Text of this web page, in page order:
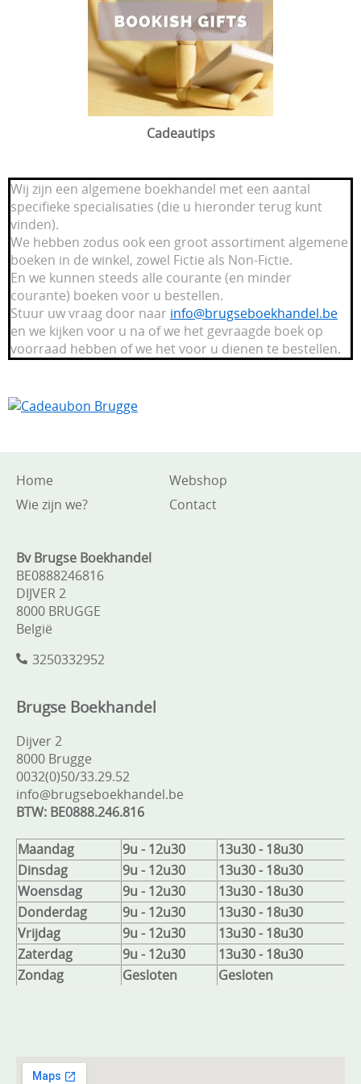
Cadeautips
Wij zijn een algemene boekhandel met een aantal
specifieke specialisaties (die u hieronder terug kunt
vinden).
We hebben zodus ook een groot assortiment algemene
boeken in de winkel, zowel Fictie als Non-Fictie.
En we kunnen steeds alle courante (en minder
courante) boeken voor u bestellen.
Stuur uw vraag door naar info@brugseboekhandel.be
en we kijken voor u na of we het gevraagde boek op
voorraad hebben of we het voor u dienen te bestellen.
Home
Webshop
Wie zijn we?
Contact
Bv Brugse Boekhandel
BE0888246816
DIJVER 2
8000 BRUGGE
België
3250332952
Brugse Boekhandel
Dijver 2
8000 Brugge
0032(0)50/33.29.52
info@brugseboekhandel.be
BTW: BE0888.246.816
Maandag 9u - 12u30
13u30 - 18u30
Dinsdag
9u - 12u30
13u30 - 18u30
Woensdag
9u - 12u30
13u30 - 18u30
Donderdag
9u - 12u30
13u30 - 18u30
Vrijdag
9u - 12u30
13u30 - 18u30
Zaterdag
9u - 12u30
13u30 - 18u30
Zondag
Gesloten Gesloten